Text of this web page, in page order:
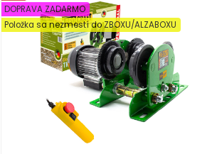
DOPRAVA ZADARMO
Položka sa nezmestí do ZBOXU/ALZABOXU